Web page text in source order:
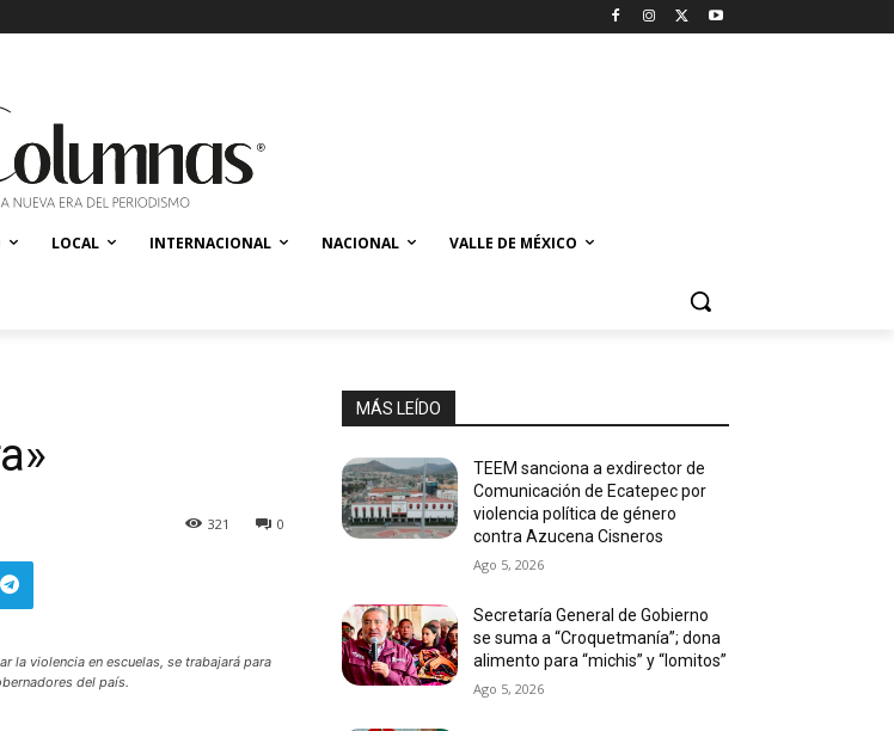
LOCAL INTERNACIONAL NACIONAL VALLE DE MÉXICO
0
321
la violencia en escuelas, se trabajará para
del país.
MÁS LEÍDO
TEEM sanciona a exdirector de
Comunicación de Ecatepec por
violencia política de género
contra Azucena Cisneros
Ago 5, 2026
Secretaría General de Gobierno
se suma a “Croquetmanía”; dona
alimento para “michis” y “lomitos”
Ago 5, 2026